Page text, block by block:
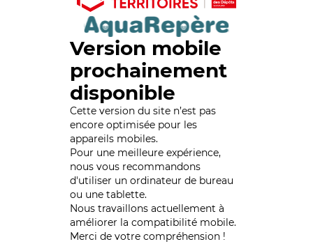
Version mobile
prochainement
disponible
Cette version du site n’est pas
encore optimisée pour les
appareils mobiles.
Pour une meilleure expérience,
nous vous recommandons
d'utiliser un ordinateur de bureau
ou une tablette.
Nous travaillons actuellement à
améliorer la compatibilité mobile.
Merci de votre compréhension !